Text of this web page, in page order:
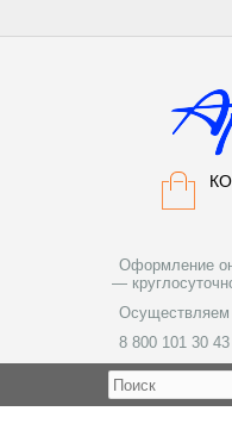
Оформление
—
Осуществляем
8 800 101 30